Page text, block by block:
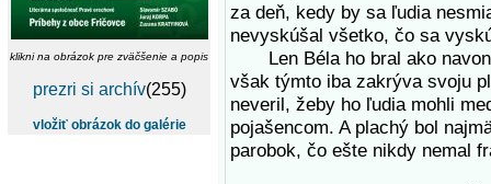
klikni na obrázok pre zväčšenie a popis
prezri si archív(255)
vložiť obrázok do galérie
za deň, kedy by sa ľudia
nevyskúšal všetko, čo sa
Len Béla ho bral ako
však týmto iba zakrýva svoju
neveril, žeby ho ľudia mohli
pojašencom. A plachý bol
parobok, čo ešte nikdy nemal